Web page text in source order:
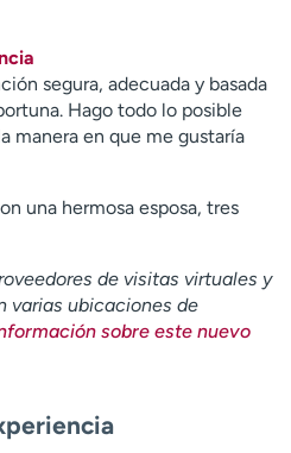
Profesionales
Asistencia financiera
segura, adecuada y basada
Hago todo lo posible
manera en que me gustaría
una hermosa esposa, tres
de visitas virtuales y
varias ubicaciones de
sobre este nuevo